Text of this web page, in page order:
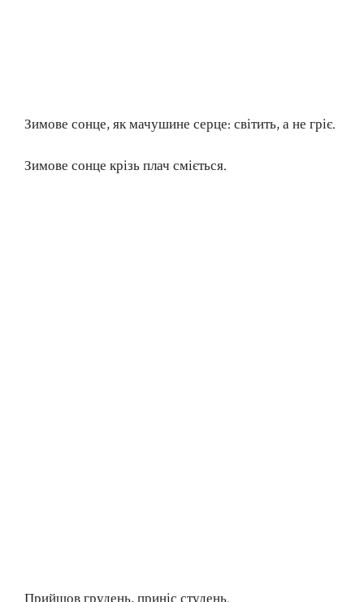
Зимове сонце, як мачушине серце: світить, а не гріє.
Зимове сонце крізь плач сміється.
Прийшов грудень, приніс студень.